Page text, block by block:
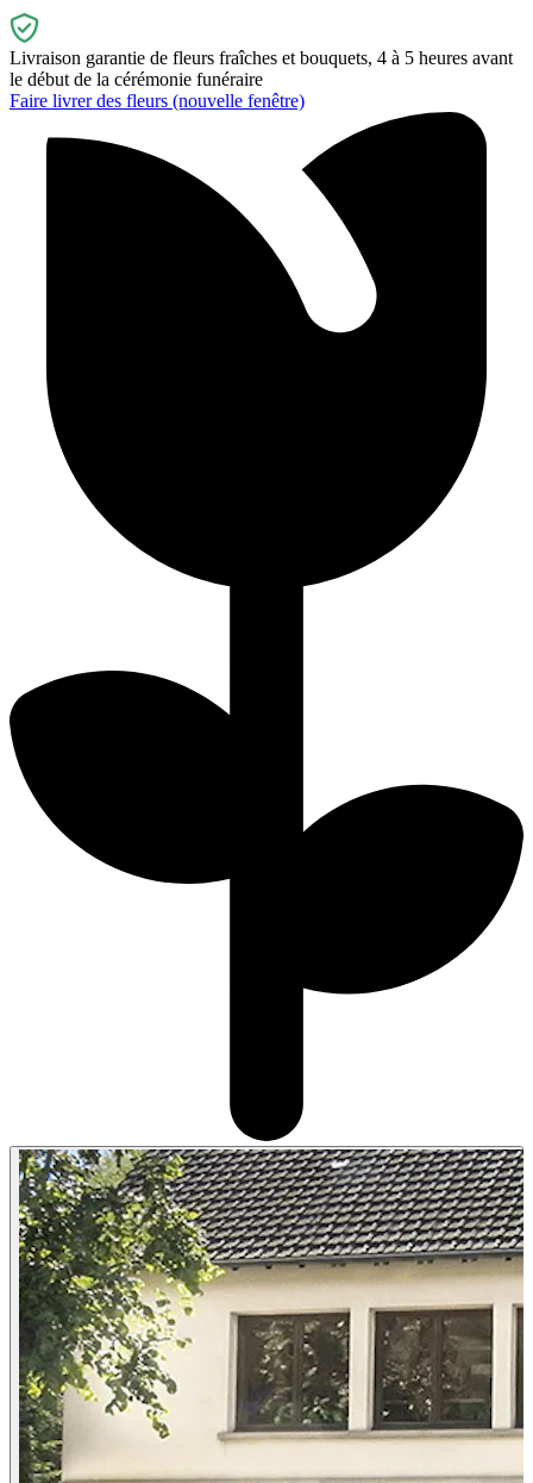
Livraison garantie de fleurs fraîches et bouquets, 4 à 5 heures avant
le début de la cérémonie funéraire
Faire livrer des fleurs (nouvelle fenêtre)